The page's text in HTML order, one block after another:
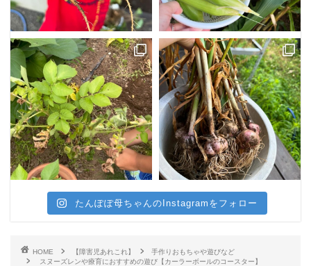
たんぽぽ母ちゃんのInstagramをフォロー
HOME 【障害児あれこれ】
手作りおもちゃや遊びなど
スヌーズレンや療育におすすめの遊び【カーラーボールのコースター】